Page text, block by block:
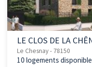
LE CLOS DE LA
Le Chesnay - 78150
10 logements